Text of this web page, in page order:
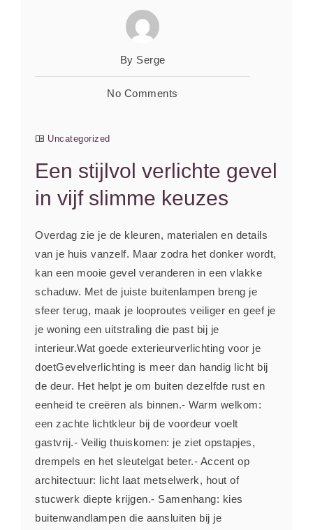
By Serge
No Comments
Uncategorized
Een stijlvol verlichte gevel
in vijf slimme keuzes
Overdag zie je de kleuren, materialen en details
van je huis vanzelf. Maar zodra het donker wordt,
kan een mooie gevel veranderen in een vlakke
schaduw. Met de juiste buitenlampen breng je
sfeer terug, maak je looproutes veiliger en geef je
je woning een uitstraling die past bij je
interieur.Wat goede exterieurverlichting voor je
doetGevelverlichting is meer dan handig licht bij
de deur. Het helpt je om buiten dezelfde rust en
eenheid te creëren als binnen.- Warm welkom:
een zachte lichtkleur bij de voordeur voelt
gastvrij.- Veilig thuiskomen: je ziet opstapjes,
drempels en het sleutelgat beter.- Accent op
architectuur: licht laat metselwerk, hout of
stucwerk diepte krijgen.- Samenhang: kies
buitenwandlampen die aansluiten bij je